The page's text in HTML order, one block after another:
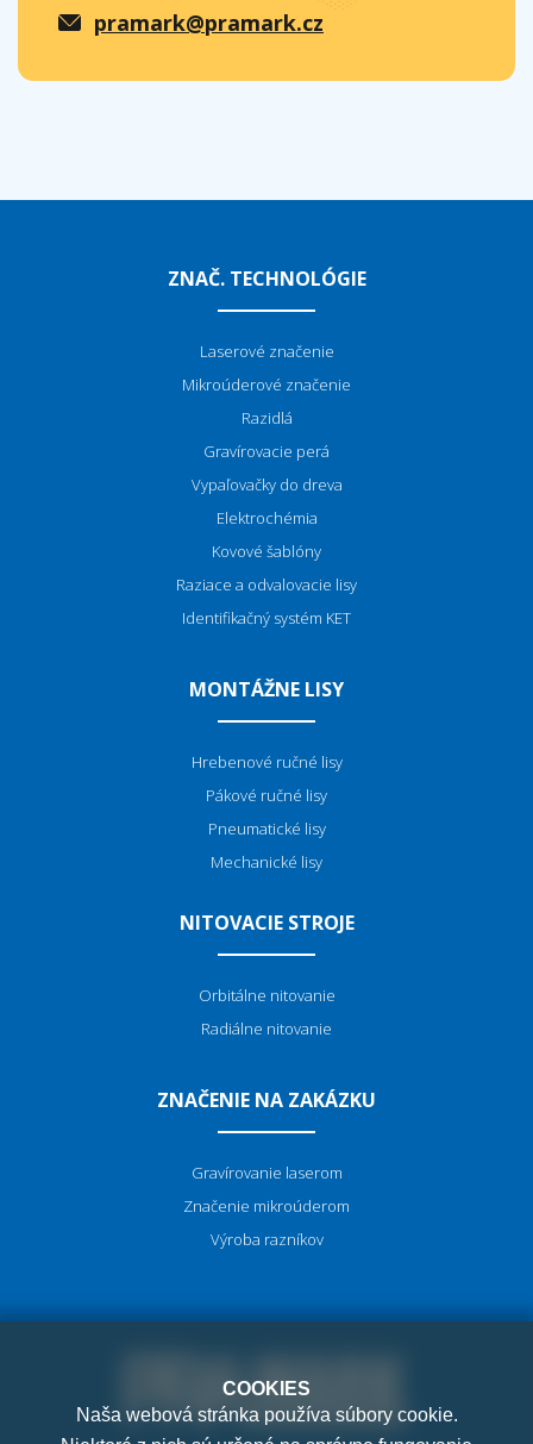
pramark@pramark.cz
ZNAČ. TECHNOLÓGIE
Laserové značenie
Mikroúderové značenie
Razidlá
Gravírovacie perá
Vypaľovačky do dreva
Elektrochémia
Kovové šablóny
Raziace a odvalovacie lisy
Identifikačný systém KET
MONTÁŽNE LISY
Hrebenové ručné lisy
Pákové ručné lisy
Pneumatické lisy
Mechanické lisy
NITOVACIE STROJE
Orbitálne nitovanie
Radiálne nitovanie
ZNAČENIE NA ZAKÁZKU
Gravírovanie laserom
Značenie mikroúderom
Výroba razníkov
COOKIES
Naša webová stránka používa súbory cookie.